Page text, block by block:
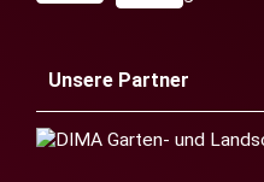
Unsere Partner